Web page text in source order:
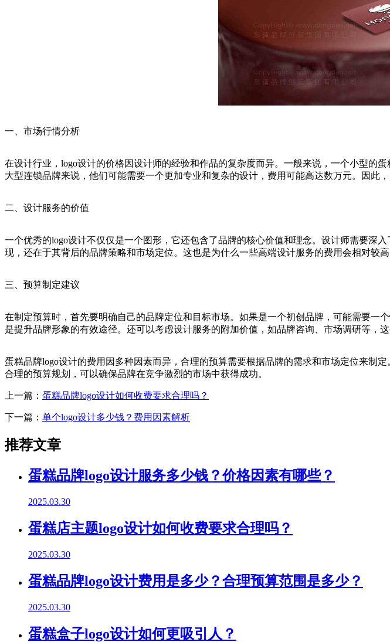
一、市场行情分析
在设计行业，logo设计的价格因设计师的经验和作品的复杂度而异。一般来说，一个小型的
大型连锁品牌来说，他们可能需要一个更加专业和复杂的设计，费用可能高达数万元。因此
二、设计服务的价值
一个优秀的logo设计不仅仅是一个图形，它还包含了品牌的核心价值和理念。设计师需要深
现，还在于其背后的品牌策略和市场定位。这也是为什么一些高端设计服务的费用会相对较高
三、预算制定建议
在制定预算时，首先要明确自己的品牌定位和目标市场。如果是一个初创品牌，可能需要
是提升品牌形象的有效途径。还可以考虑设计服务的附加价值，如品牌咨询、市场调研等，
蛋糕品牌logo设计的费用因多种因素而异，合理的预算需要根据品牌的需求和市场定位来制
合理的预算规划，可以确保品牌在竞争激烈的市场中获得成功。
上一篇： 蛋糕品牌logo设计如何收费要求合理吗？
下一篇： 单个logo设计多少钱？费用因素解析
推荐文章
蛋糕品牌logo设计服务多少钱？价格因素有哪些？
2025.03.30
蛋糕店主题logo设计如何收费要求合理吗？
2025.03.30
蛋糕品牌logo设计费用是多少？合理预算范围是多少？
2025.03.30
蛋糕盒子logo设计如何更吸引人？